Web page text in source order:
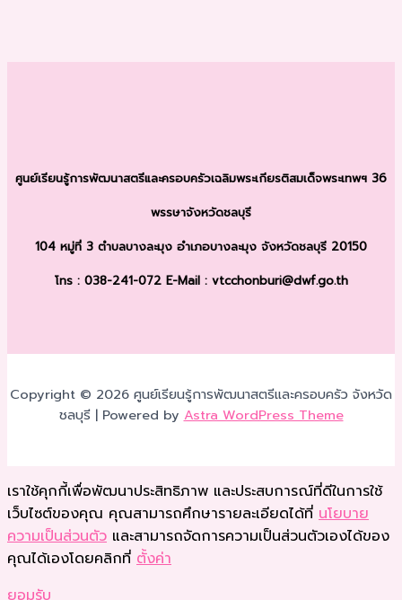
ศูนย์เรียนรู้การพัฒนาสตรีและครอบครัวเฉลิมพระเกียรติสมเด็จพระเทพฯ 36
พรรษาจังหวัดชลบุรี
104 หมู่ที่ 3 ตำบลบางละมุง อำเภอบางละมุง จังหวัดชลบุรี 20150
โทร : 038-241-072 E-Mail : vtcchonburi@dwf.go.th
Copyright © 2026 ศูนย์เรียนรู้การพัฒนาสตรีและครอบครัว จังหวัด
ชลบุรี | Powered byAstra WordPress Theme
เราใช้คุกกี้เพื่อพัฒนาประสิทธิภาพ และประสบการณ์ที่ดีในการใช้
เว็บไซต์ของคุณ คุณสามารถศึกษารายละเอียดได้ที่ นโยบาย
ความเป็นส่วนตัว และสามารถจัดการความเป็นส่วนตัวเองได้ของ
คุณได้เองโดยคลิกที่ ตั้งค่า
ยอมรับ